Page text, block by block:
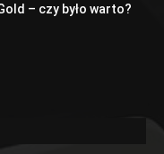
– czy było warto?